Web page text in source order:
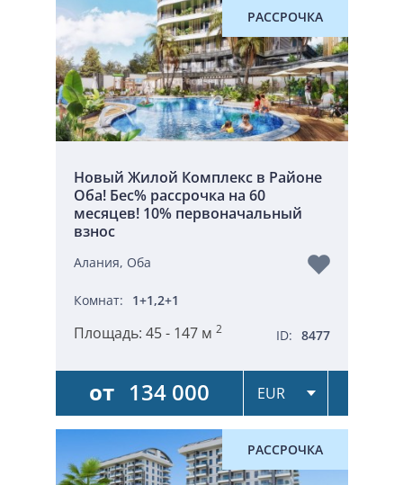
РАССРОЧКА
Новый Жилой Комплекс в Районе
Оба! Бес% рассрочка на 60
месяцев! 10% первоначальный
взнос
Алания, Оба
Комнат: 1+1,2+1
Площадь: 45 - 147 м 2 ID: 8477
от 134 000
РАССРОЧКА